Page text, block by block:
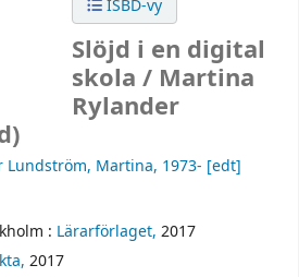
ISBD-vy
Slöjd i en digital
skola / Martina
Rylander
Lundström, Martina, 1973- [edt]
: Lärarförlaget, 2017
2017